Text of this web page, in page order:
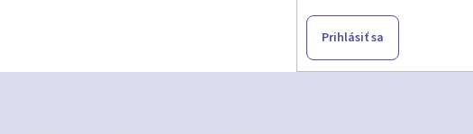
Prihlásiť sa